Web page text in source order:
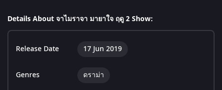
Details About จาไมราจา มายาใจ ฤดู 2 Show:
Release Date 17 Jun 2019
Genres ดราม่า